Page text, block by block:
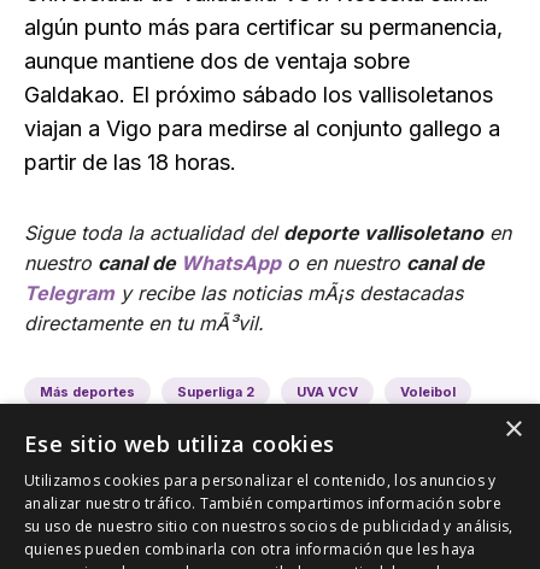
algún punto más para certificar su permanencia,
aunque mantiene dos de ventaja sobre
Galdakao. El próximo sábado los vallisoletanos
viajan a Vigo para medirse al conjunto gallego a
partir de las 18 horas.
Sigue toda la actualidad del deporte vallisoletanoen
nuestro canal de WhatsAppo en nuestro canal de
Telegramy recibe las noticias mÃ¡s destacadas
directamente en tu mÃ³vil.
Más deportes Superliga 2 UVA VCV Voleibol
×
Ese sitio web utiliza cookies
Utilizamos cookies para personalizar el contenido, los anuncios y
analizar nuestro tráfico. También compartimos información sobre
su uso de nuestro sitio con nuestros socios de publicidad y análisis,
quienes pueden combinarla con otra información que les haya